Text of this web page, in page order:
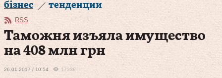
бізнес тенденции
RSS
Таможня изъяла имущество
на 408 млн грн
26.01.2017 / 10:54 17338